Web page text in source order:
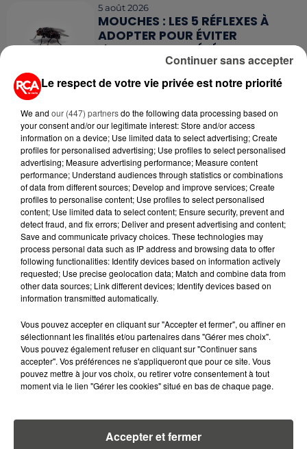
5 août 2026
MOUCHES : LES 5 RÉFLEXES À
ADOPTER POUR ÉVITER
L'INVASION CET ÉTÉ...
4 août 2026
ÉCLIPSE SOLAIRE DU 12 AOÛT : LA
RUÉE VERS LES LUNETTES DE...
4 août 2026
CAMPING-CAR : CE QUE VOUS
AVEZ LE DROIT DE FAIRE... ET LES
ERREURS...
RETROUVEZ TOUTE L'ACTU DE LA RÉGION ET
RECEVEZ LES ALERTES INFOS DE LA RÉDACTION
EN TÉLÉCHARGEANT L'APPLICATION MOBILE
RCA
LA RÉDACTION Voir toute l'équipe RCA
Le respect de votre vie privée est notre priorité
We and our (447) partnersdo the following data processing based on
your consent and/or our legitimate interest: Store and/or access
information on a device; Use limited data to select advertising; Create
profiles for personalised advertising; Use profiles to select personalised
advertising; Measure advertising performance; Measure content
performance; Understand audiences through statistics or combinations
of data from different sources; Develop and improve services; Create
profiles to personalise content; Use profiles to select personalised
content; Use limited data to select content; Ensure security, prevent and
detect fraud, and fix errors; Deliver and present advertising and content;
Save and communicate privacy choices. These technologies may
process personal data such as IP address and browsing data to offer
following functionalities: Identify devices based on information actively
requested; Use precise geolocation data; Match and combine data from
other data sources; Link different devices; Identify devices based on
information transmitted automatically.
Vous pouvez accepter en cliquant sur "Accepter et fermer", ou affiner en
sélectionnant les finalités et/ou partenaires dans "Gérer mes choix".
Vous pouvez également refuser en cliquant sur "Continuer sans
accepter". Vos préférences ne s'appliqueront que pour ce site. Vous
pouvez mettre à jour vos choix, ou retirer votre consentement à tout
moment via le lien "Gérer les cookies" situé en bas de chaque page.
Accepter et fermer
Continuer sans accepter